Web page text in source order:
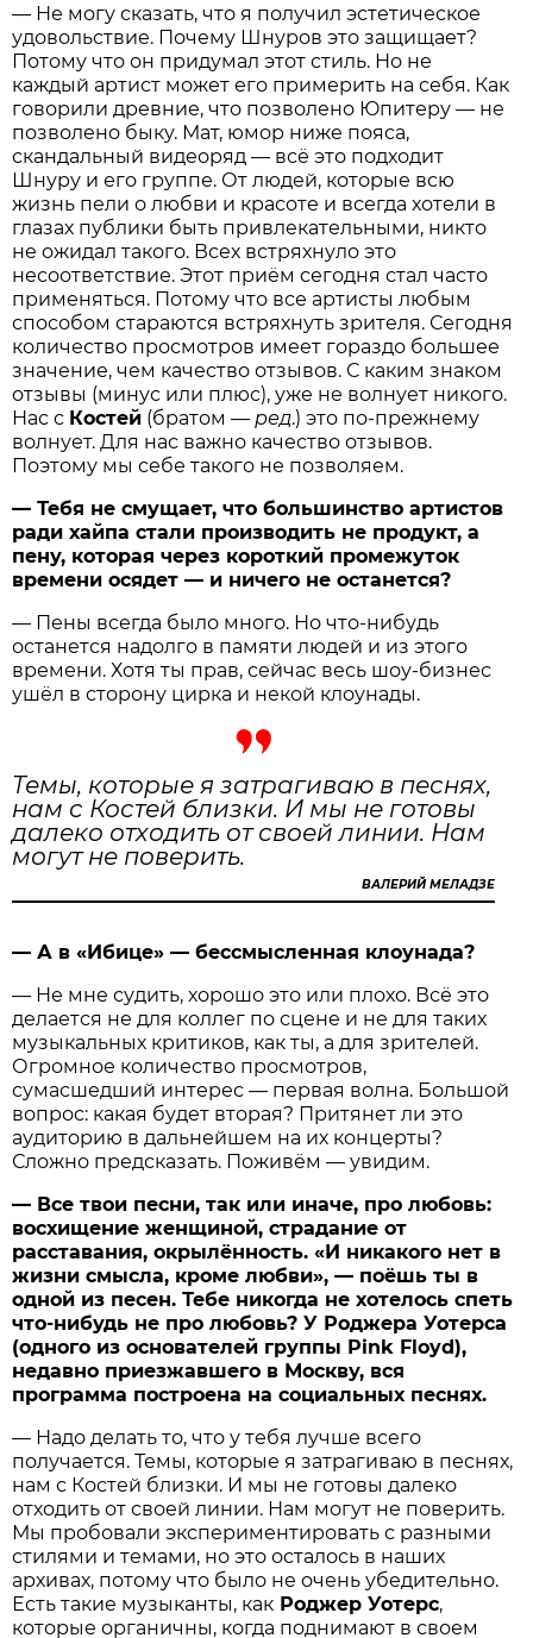
— Не могу сказать, что я получил эстетическое
удовольствие. Почему Шнуров это защищает?
Потому что он придумал этот стиль. Но не
каждый артист может его примерить на себя. Как
говорили древние, что позволено Юпитеру — не
позволено быку. Мат, юмор ниже пояса,
скандальный видеоряд — всё это подходит
Шнуру и его группе. От людей, которые всю
жизнь пели о любви и красоте и всегда хотели в
глазах публики быть привлекательными, никто
не ожидал такого. Всех встряхнуло это
несоответствие. Этот приём сегодня стал часто
применяться. Потому что все артисты любым
способом стараются встряхнуть зрителя. Сегодня
количество просмотров имеет гораздо большее
значение, чем качество отзывов. С каким знаком
отзывы (минус или плюс), уже не волнует никого.
Нас с Костей (братом —ред.) это по-прежнему
волнует. Для нас важно качество отзывов.
Поэтому мы себе такого не позволяем.
— Тебя не смущает, что большинство артистов
ради хайпа стали производить не продукт, а
пену, которая через короткий промежуток
времени осядет — и ничего не останется?
— Пены всегда было много. Но что-нибудь
останется надолго в памяти людей и из этого
времени. Хотя ты прав, сейчас весь шоу-бизнес
ушёл в сторону цирка и некой клоунады.
Темы, которые я затрагиваю в песнях,
нам с Костей близки. И мы не готовы
далеко отходить от своей линии. Нам
могут не поверить.
ВАЛЕРИЙ МЕЛАДЗЕ
— А в «Ибице» — бессмысленная клоунада?
— Не мне судить, хорошо это или плохо. Всё это
делается не для коллег по сцене и не для таких
музыкальных критиков, как ты, а для зрителей.
Огромное количество просмотров,
сумасшедший интерес — первая волна. Большой
вопрос: какая будет вторая? Притянет ли это
аудиторию в дальнейшем на их концерты?
Сложно предсказать. Поживём — увидим.
— Все твои песни, так или иначе, про любовь:
восхищение женщиной, страдание от
расставания, окрылённость. «И никакого нет в
жизни смысла, кроме любви», — поёшь ты в
одной из песен. Тебе никогда не хотелось спеть
что-нибудь не про любовь? У Роджера Уотерса
(одного из основателей группы Pink Floyd),
недавно приезжавшего в Москву, вся
программа построена на социальных песнях.
— Надо делать то, что у тебя лучше всего
получается. Темы, которые я затрагиваю в песнях,
нам с Костей близки. И мы не готовы далеко
отходить от своей линии. Нам могут не поверить.
Мы пробовали экспериментировать с разными
стилями и темами, но это осталось в наших
архивах, потому что было не очень убедительно.
Есть такие музыканты, как Роджер Уотерс,
которые органичны, когда поднимают в своем